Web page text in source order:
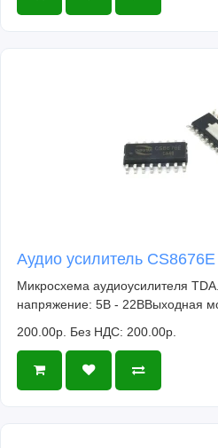
Аудио усилитель
Микросхема аудиоусилителя
напряжение: 5В - 22ВВыходная
200.00р. Без НДС: 200.00р.